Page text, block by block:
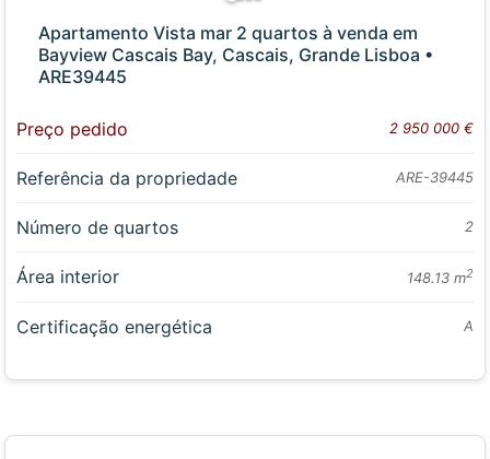
Apartamento Vista mar 2 quartos à venda em
Bayview Cascais Bay, Cascais, Grande Lisboa •
ARE39445
Preço pedido 2 950 000 €
Referência da propriedade ARE-39445
Número de quartos 2
Área interior 148.13 m2
Certificação energética A